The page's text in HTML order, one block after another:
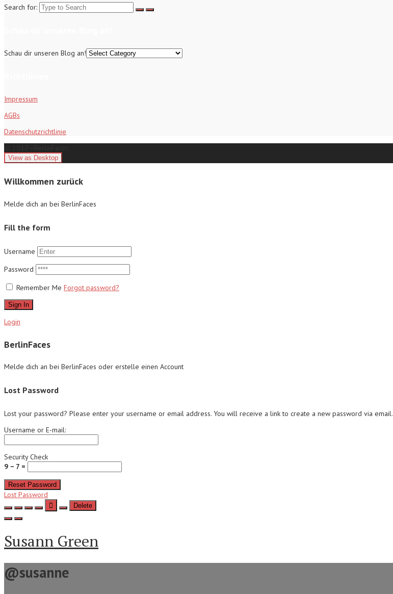
Search for:
Schau dir unseren Blog an!
Impressum
AGBs
Datenschutzrichtlinie
Willkommen zurück
Melde dich an bei BerlinFaces
Fill the form
Username
Password
Remember Me Forgot password?
Sign In
Login
BerlinFaces
Melde dich an bei BerlinFaces oder erstelle einen Account
Lost Password
Lost your password? Please enter your username or email address. You will receive a link to create a new password via email.
Username or E-mail:
Security Check
9 − 7 =
Reset Password
Lost Password
Delete
Susann Green
@susanne